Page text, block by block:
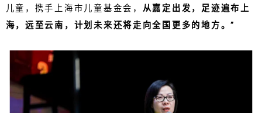
儿童，携手上海市儿童基金会， 从嘉定出发，足迹遍布上
海，远至云南，计划未来还将走向全国更多的地方。”